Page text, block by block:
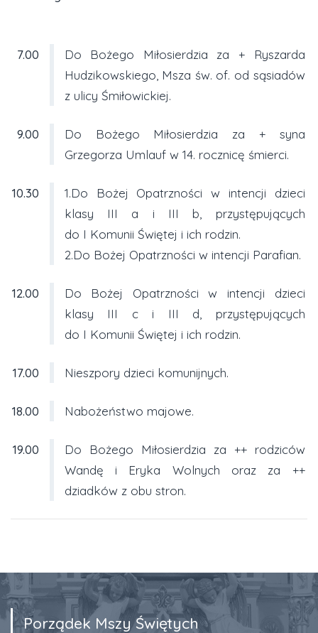
7.00
Do Bożego Miłosierdzia za + Ryszarda
Hudzikowskiego, Msza św. of. od sąsiadów
z ulicy Śmiłowickiej.
9.00
Do Bożego Miłosierdzia za + syna
Grzegorza Umlauf w 14. rocznicę śmierci.
10.30
1.Do Bożej Opatrzności w intencji dzieci
klasy III a i III b, przystępujących
do I Komunii Świętej i ich rodzin.
2.Do Bożej Opatrzności w intencji Parafian.
12.00
Do Bożej Opatrzności w intencji dzieci
klasy III c i III d, przystępujących
do I Komunii Świętej i ich rodzin.
17.00 Nieszpory dzieci komunijnych.
18.00 Nabożeństwo majowe.
19.00
Do Bożego Miłosierdzia za ++ rodziców
Wandę i Eryka Wolnych oraz za ++
dziadków z obu stron.
Porządek Mszy Świętych